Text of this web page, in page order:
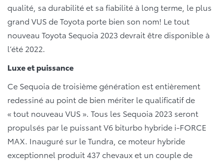
qualité, sa durabilité et sa fiabilité à long terme, le plus
grand VUS de Toyota porte bien son nom! Le tout
nouveau Toyota Sequoia 2023 devrait être disponible à
l’été 2022.
Luxe et puissance
Ce Sequoia de troisième génération est entièrement
redessiné au point de bien mériter le qualificatif de
« tout nouveau VUS ». Tous les Sequoia 2023 seront
propulsés par le puissant V6 biturbo hybride i-FORCE
MAX. Inauguré sur le Tundra, ce moteur hybride
exceptionnel produit 437 chevaux et un couple de